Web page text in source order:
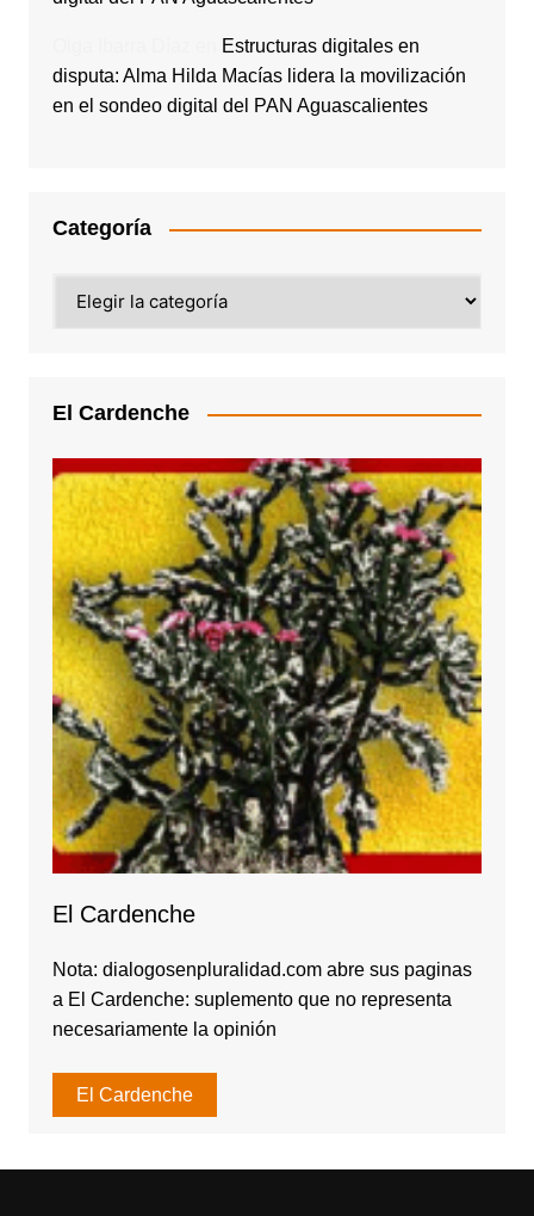
Estructuras digitales en
disputa: Alma Hilda Macías lidera la movilización
en el sondeo digital del PAN Aguascalientes
Categoría
El Cardenche
El Cardenche
Nota: dialogosenpluralidad.com abre sus paginas
a El Cardenche: suplemento que no representa
necesariamente la opinión
El Cardenche